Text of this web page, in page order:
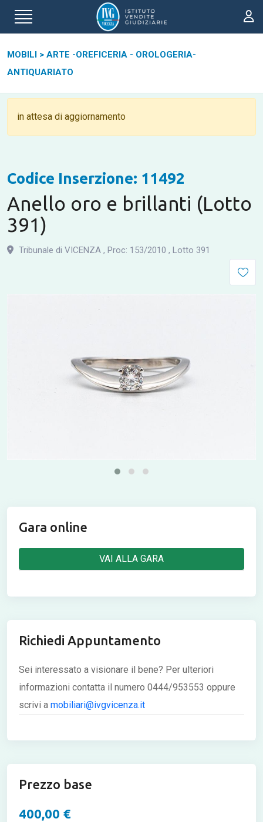
MOBILI > ARTE -OREFICERIA - OROLOGERIA-
ANTIQUARIATO
in attesa di aggiornamento
Codice Inserzione: 11492
Anello oro e brillanti (Lotto
391)
Tribunale di VICENZA , Proc: 153/2010 , Lotto 391
Gara online
VAI ALLA GARA
Richiedi Appuntamento
Sei interessato a visionare il bene? Per ulteriori
informazioni contatta il numero 0444/953553 oppure
scrivi a mobiliari@ivgvicenza.it
Prezzo base
400,00 €